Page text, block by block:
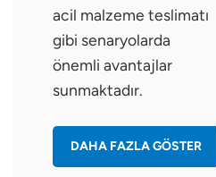
acil malzeme teslimatı
gibi senaryolarda
önemli avantajlar
sunmaktadır.
DAHA FAZLA GÖSTER